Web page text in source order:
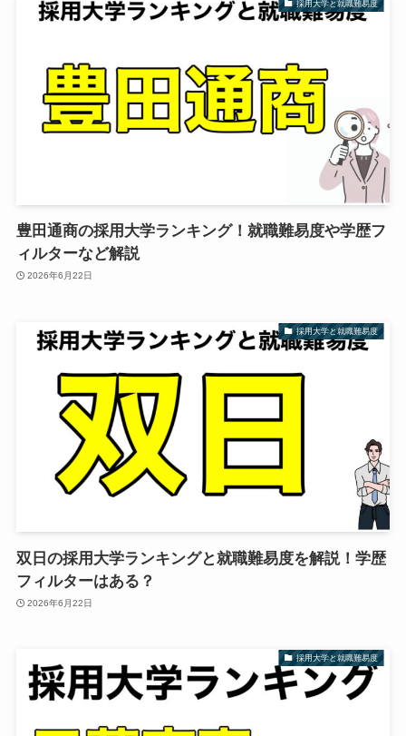
採用大学と就職難易度
豊田通商の採用大学ランキング！就職難易度や学歴フ
ィルターなど解説
2026年6月22日
採用大学と就職難易度
双日の採用大学ランキングと就職難易度を解説！学歴
フィルターはある？
2026年6月22日
採用大学と就職難易度